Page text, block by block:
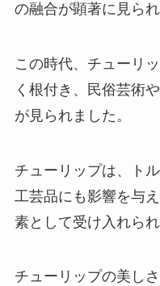
の融合が顕著に見られ
この時代、チューリ
く根付き、民俗芸術
が見られました。
チューリップは、ト
工芸品にも影響を与
素として受け入れられ
チューリップの美し